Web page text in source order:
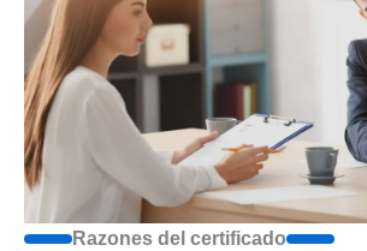
Razones del certificado